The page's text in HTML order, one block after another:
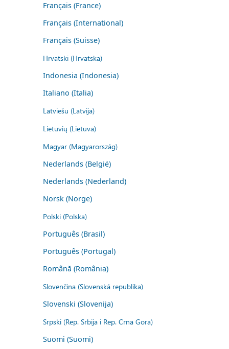
Français (France)
Français (International)
Français (Suisse)
Hrvatski (Hrvatska)
Indonesia (Indonesia)
Italiano (Italia)
Latviešu (Latvija)
Lietuvių (Lietuva)
Magyar (Magyarország)
Nederlands (België)
Nederlands (Nederland)
Norsk (Norge)
Polski (Polska)
Português (Brasil)
Português (Portugal)
Română (România)
Slovenčina (Slovenská republika)
Slovenski (Slovenija)
Srpski (Rep. Srbija i Rep. Crna Gora)
Suomi (Suomi)